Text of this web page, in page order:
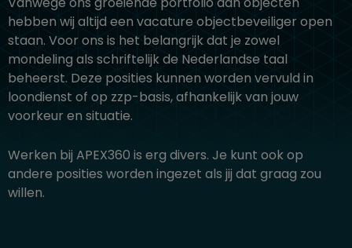
hebben wij altijd een vacature objectbeveiliger open
staan. Voor ons is het belangrijk dat je zowel
mondeling als schriftelijk de Nederlandse taal
beheerst. Deze posities kunnen worden vervuld in
loondienst of op zzp-basis, afhankelijk van jouw
voorkeur en situatie.
Werken bij APEX360 is erg divers. Je kunt ook op
andere posities worden ingezet als jij dat graag zou
willen.